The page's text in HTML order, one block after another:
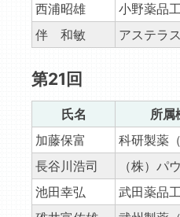
西浦昭雄
小野薬品
伴 和敏
アステラ
第21回
氏名
所属
加藤保富
科研製薬（
長谷川浩司
（株）パ
池田幸弘
武田薬品